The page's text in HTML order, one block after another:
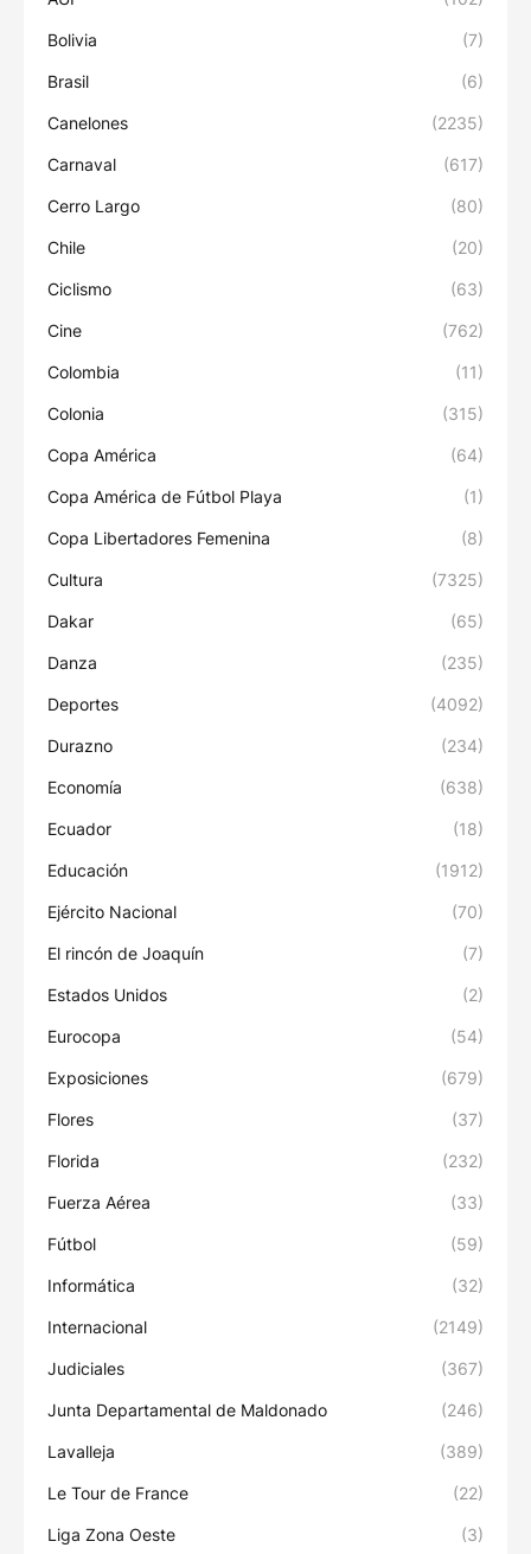
Bolivia (7)
Brasil (6)
Canelones (2235)
Carnaval (617)
Cerro Largo (80)
Chile (20)
Ciclismo (63)
Cine (762)
Colombia (11)
Colonia (315)
Copa América (64)
Copa América de Fútbol Playa (1)
Copa Libertadores Femenina (8)
Cultura (7325)
Dakar (65)
Danza (235)
Deportes (4092)
Durazno (234)
Economía (638)
Ecuador (18)
Educación (1912)
Ejército Nacional (70)
El rincón de Joaquín (7)
Estados Unidos (2)
Eurocopa (54)
Exposiciones (679)
Flores (37)
Florida (232)
Fuerza Aérea (33)
Fútbol (59)
Informática (32)
Internacional (2149)
Judiciales (367)
Junta Departamental de Maldonado (246)
Lavalleja (389)
Le Tour de France (22)
Liga Zona Oeste (3)